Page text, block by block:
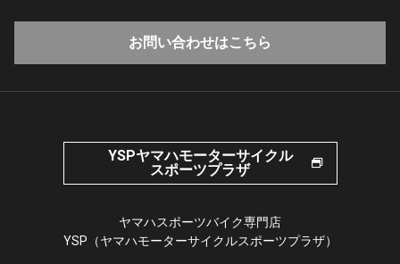
お問い合わせはこちら
YSPヤマハモーターサイクル
スポーツプラザ
ヤマハスポーツバイク専門店
YSP（ヤマハモーターサイクルスポーツプラザ）